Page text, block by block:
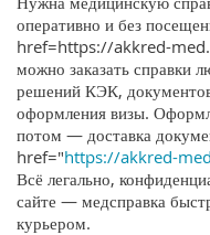
оперативно и без
href=https://akkred-
можно заказать справки
решений КЭК,
оформления визы.
потом — доставка
href="https://akkred-
Всё легально,
сайте — медсправка
курьером.